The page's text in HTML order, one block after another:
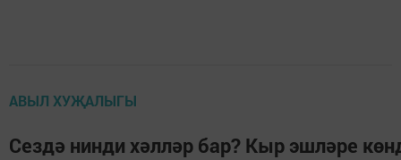
АВЫЛ ХУҖАЛЫГЫ
Сездә нинди хәлләр бар? Кыр эшләре